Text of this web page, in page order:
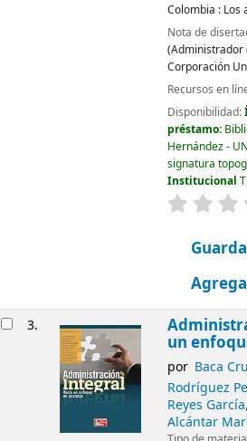
Colombia : Los
Nota de
(Administrador
Corporación
Recursos en
Disponibilidad:
préstamo:
Hernández -
signatura
Institucional
valoración
3.
un
por Baca
Rodríguez
Reyes
Alcántar